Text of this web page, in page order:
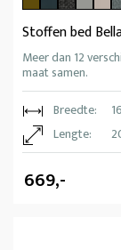
Stoffen bed
Meer dan 12
maat samen.
Breedte:
Lengte:
669,-